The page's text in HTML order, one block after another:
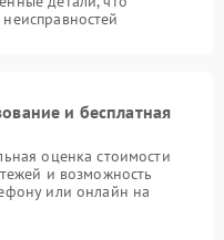
и бесплатная
оценка стоимости
и возможность
или онлайн на